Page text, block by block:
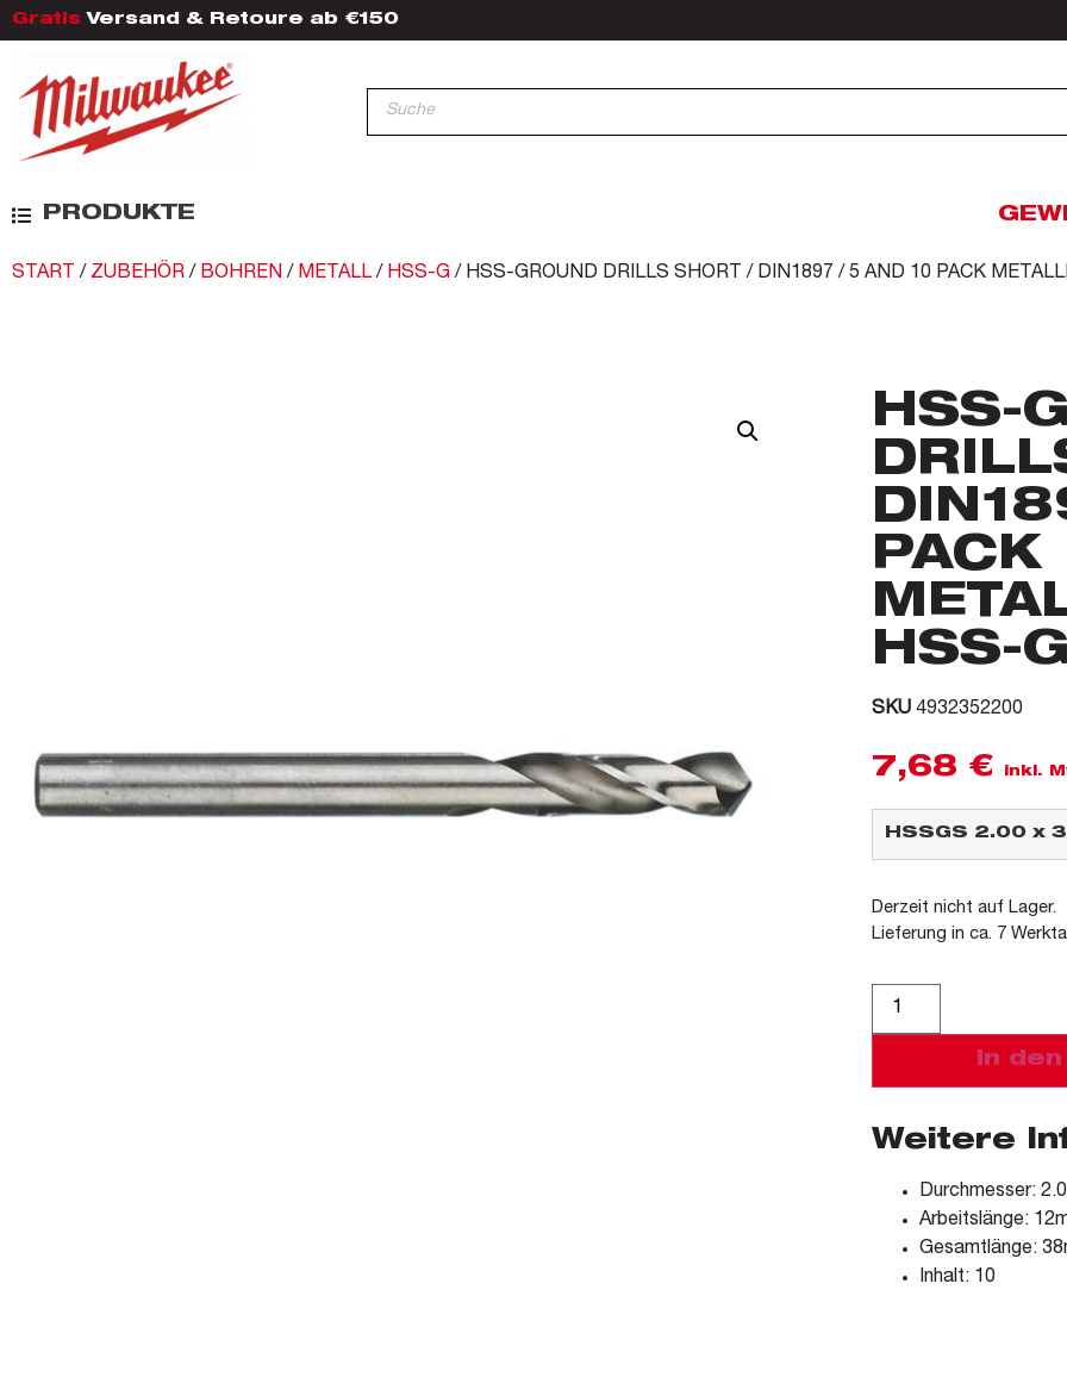
Gratis Versand & Retoure ab €150
PRODUKTE
START / ZUBEHÖR / BOHREN / METALL/ HSS-G / HSS-GROUND DRILLS SHORT / DIN1897 / 5 AND 10 PACK
HSS-
PACK
HSS-G
SKU 4932352200
7,68 € inkl.
Derzeit nicht auf Lager.
Lieferung in ca. 7
In
Weitere
Durchmesser:
Arbeitslänge:
Gesamtlänge:
Inhalt: 10